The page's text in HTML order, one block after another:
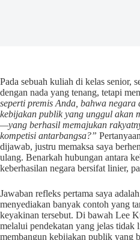
Pada sebuah kuliah di kelas senior,
dengan nada yang tenang, tetapi
seperti premis Anda, bahwa negara
kebijakan publik yang unggul akan
—yang berhasil memajukan
kompetisi antarbangsa?”
dijawab, justru memaksa saya
ulang. Benarkah hubungan antara
keberhasilan negara bersifat linier,
Jawaban refleks pertama saya
menyediakan banyak contoh yang
keyakinan tersebut. Di bawah Lee
melalui pendekatan yang jelas
membangun kebijakan publik yang